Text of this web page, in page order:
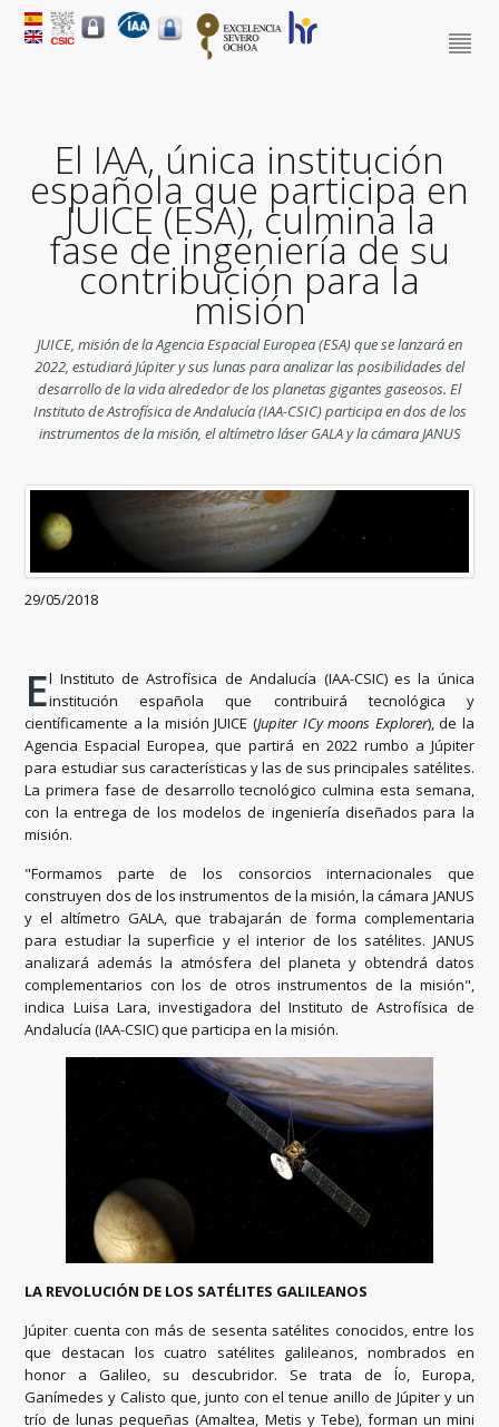
El IAA, única institución
española que participa en
JUICE (ESA), culmina la
fase de ingeniería de su
contribución para la
misión
JUICE, misión de la Agencia Espacial Europea (ESA) que se lanzará en
2022, estudiará Júpiter y sus lunas para analizar las posibilidades del
desarrollo de la vida alrededor de los planetas gigantes gaseosos. El
Instituto de Astrofísica de Andalucía (IAA-CSIC) participa en dos de los
instrumentos de la misión, el altímetro láser GALA y la cámara JANUS
29/05/2018
El Instituto de Astrofísica de Andalucía (IAA-CSIC) es la única
institución española que contribuirá tecnológica y
científicamente a la misión JUICE (Jupiter ICy moons Explorer), de la
Agencia Espacial Europea, que partirá en 2022 rumbo a Júpiter
para estudiar sus características y las de sus principales satélites.
La primera fase de desarrollo tecnológico culmina esta semana,
con la entrega de los modelos de ingeniería diseñados para la
misión.
"Formamos parte de los consorcios internacionales que
construyen dos de los instrumentos de la misión, la cámara JANUS
y el altímetro GALA, que trabajarán de forma complementaria
para estudiar la superficie y el interior de los satélites. JANUS
analizará además la atmósfera del planeta y obtendrá datos
complementarios con los de otros instrumentos de la misión",
indica Luisa Lara, investigadora del Instituto de Astrofísica de
Andalucía (IAA-CSIC) que participa en la misión.
LA REVOLUCIÓN DE LOS SATÉLITES GALILEANOS
Júpiter cuenta con más de sesenta satélites conocidos, entre los
que destacan los cuatro satélites galileanos, nombrados en
honor a Galileo, su descubridor. Se trata de Ío, Europa,
Ganímedes y Calisto que, junto con el tenue anillo de Júpiter y un
trío de lunas pequeñas (Amaltea, Metis y Tebe), forman un mini